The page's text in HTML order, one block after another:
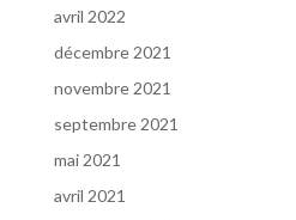
avril 2022
décembre 2021
novembre 2021
septembre 2021
mai 2021
avril 2021